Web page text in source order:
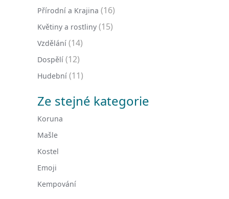
Přírodní a Krajina (16)
Květiny a rostliny (15)
Vzdělání (14)
Dospělí (12)
Hudební (11)
Ze stejné kategorie
Koruna
Mašle
Kostel
Emoji
Kempování